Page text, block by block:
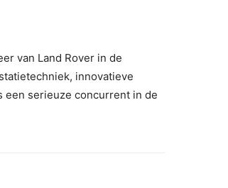
van Land Rover in de
innovatieve
een serieuze concurrent in de